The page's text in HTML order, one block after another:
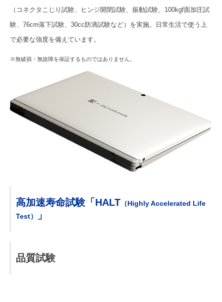
（コネクタこじり試験、ヒンジ開閉試験、振動試験、100kgf面加圧試
験、76cm落下試験、30cc防滴試験など）を実施。日常生活で使う上
で必要な強度を備えています。
※無破損・無故障を保証するものではありません。
高加速寿命試験「HALT （Highly Accelerated Life
Test）
」
品質試験